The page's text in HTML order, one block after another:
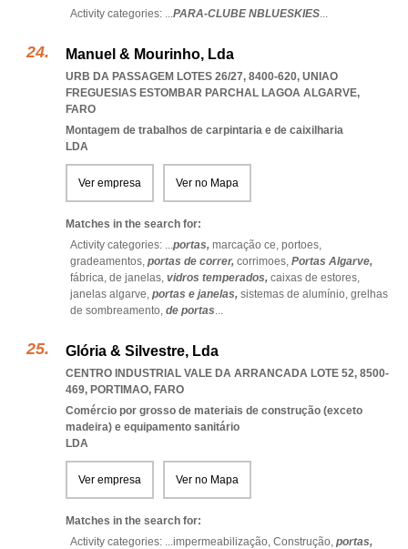
Activity categories: ...PARA-CLUBE NBLUESKIES...
Manuel & Mourinho, Lda
URB DA PASSAGEM LOTES 26/27, 8400-620, UNIAO
FREGUESIAS ESTOMBAR PARCHAL LAGOA ALGARVE,
FARO
Montagem de trabalhos de carpintaria e de caixilharia
LDA
Ver empresa Ver no Mapa
Matches in the search for:
Activity categories: ...portas, marcação ce, portoes,
gradeamentos, portas de correr, corrimoes, Portas Algarve,
fábrica, de janelas, vidros temperados, caixas de estores,
janelas algarve, portas e janelas, sistemas de alumínio, grelhas
de sombreamento, de portas...
Glória & Silvestre, Lda
CENTRO INDUSTRIAL VALE DA ARRANCADA LOTE 52, 8500-
469, PORTIMAO, FARO
Comércio por grosso de materiais de construção (exceto
madeira) e equipamento sanitário
LDA
Ver empresa Ver no Mapa
Matches in the search for:
Activity categories: ...impermeabilização, Construção, portas,